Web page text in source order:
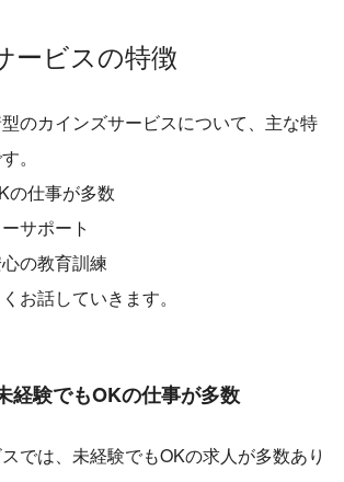
ービスの特徴
のカインズサービスについて、主な特
。
仕事が多数
サポート
の教育訓練
お話していきます。
経験でもOKの仕事が多数
では、未経験でもOKの求人が多数あり